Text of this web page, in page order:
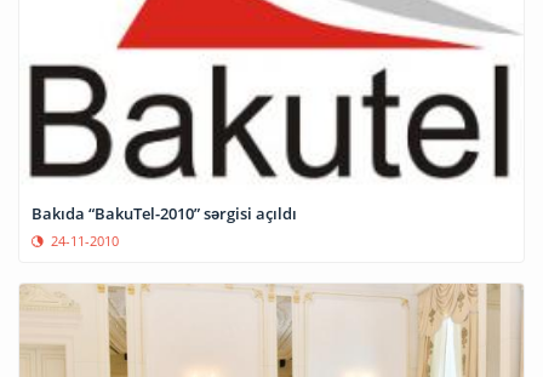
Bakıda “BakuTel-2010” sərgisi açıldı
24-11-2010